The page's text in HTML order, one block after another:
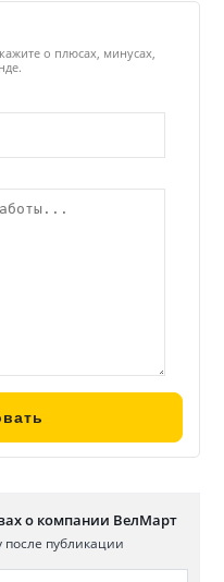
о плюсах, минусах,
о компании ВелМарт
после публикации